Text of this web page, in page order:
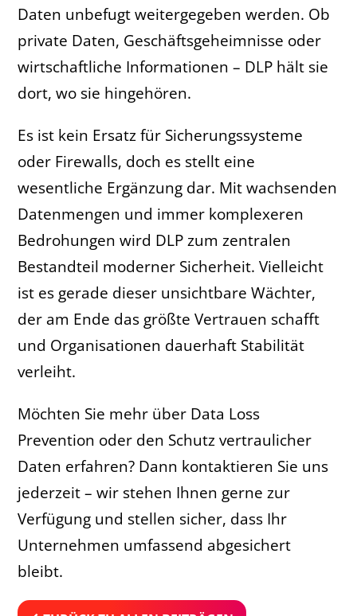
Daten unbefugt weitergegeben werden. Ob
private Daten, Geschäftsgeheimnisse oder
wirtschaftliche Informationen – DLP hält sie
dort, wo sie hingehören.
Es ist kein Ersatz für Sicherungssysteme
oder Firewalls, doch es stellt eine
wesentliche Ergänzung dar. Mit wachsenden
Datenmengen und immer komplexeren
Bedrohungen wird DLP zum zentralen
Bestandteil moderner Sicherheit. Vielleicht
ist es gerade dieser unsichtbare Wächter,
der am Ende das größte Vertrauen schafft
und Organisationen dauerhaft Stabilität
verleiht.
Möchten Sie mehr über Data Loss
Prevention oder den Schutz vertraulicher
Daten erfahren? Dann kontaktieren Sie uns
jederzeit – wir stehen Ihnen gerne zur
Verfügung und stellen sicher, dass Ihr
Unternehmen umfassend abgesichert
bleibt.